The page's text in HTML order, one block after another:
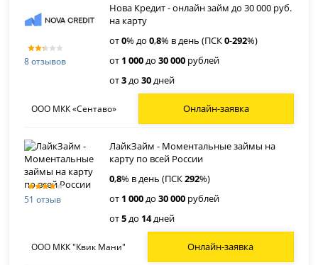
8 отзывов
Нова Кредит - онлайн займ до 30 000 руб.
на карту
от0% до0,8% в день (ПСК0-292%)
от 1 000до30 000 рублей
от3до30дней
ООО МКК «Сентаво» Онлайн-заявка
51 отзыв
ЛайкЗайм - Моментальные займы на
карту по всей России
0,8% в день (ПСК292%)
от 1 000до30 000 рублей
от5до 14дней
ООО МКК "Квик Мани" Онлайн-заявка